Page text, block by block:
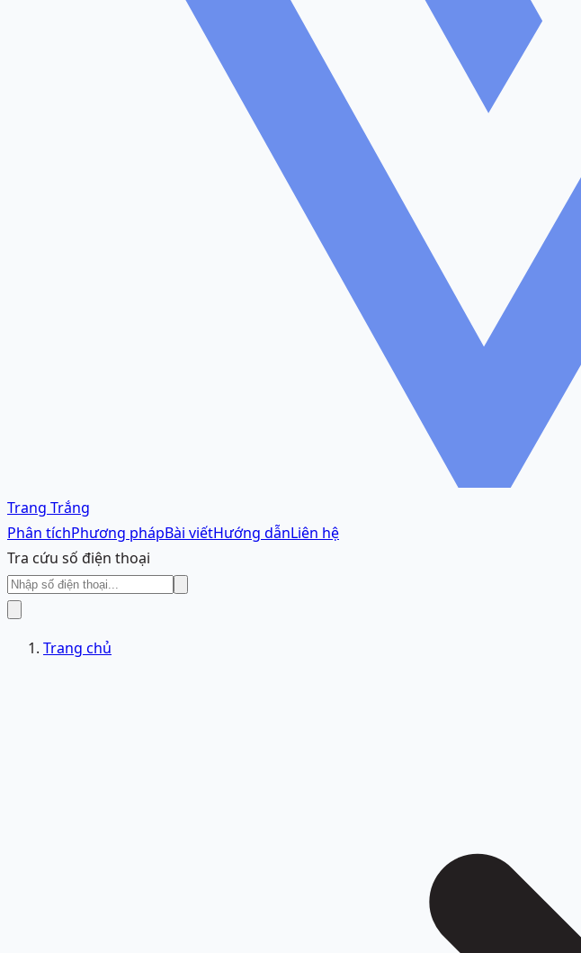
Trang Trắng
Phân tíchPhương phápBài viếtHướng dẫnLiên hệ
Tra cứu số điện thoại
Trang chủ